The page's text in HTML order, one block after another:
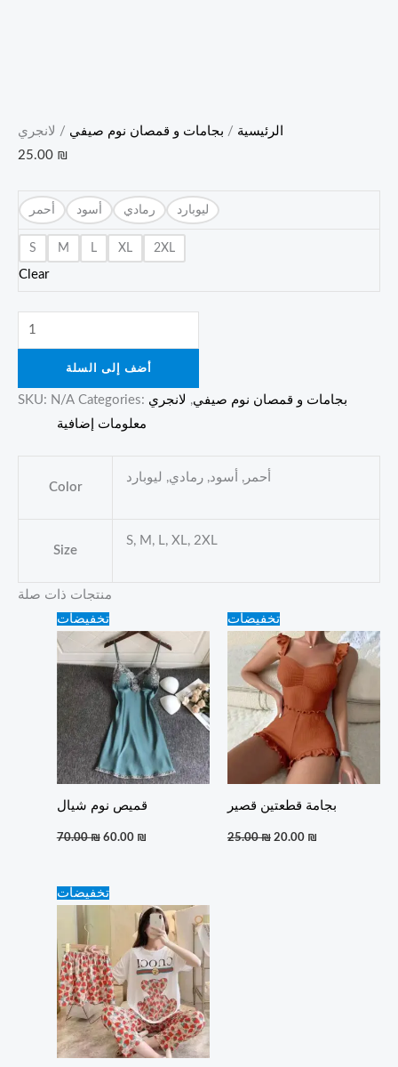
الرئيسية / بجامات و قمصان نوم صيفي / لانجري
25.00 ₪
أحمر أسود رمادي ليوبارد
S M L XL 2XL
Clear
أضف إلى السلة
SKU: N/A Categories: بجامات و قمصان نوم صيفي, لانجري
معلومات إضافية
Color
أحمر, أسود, رمادي, ليوبارد
Size
S, M, L, XL, 2XL
منتجات ذات صلة
تخفيضات
قميص نوم شيال
70.00₪
Original
price
was:
70.00 ₪.
60.00 ₪
is:
60.00 ₪.
تخفيضات
بجامة قطعتين قصير
25.00₪
Original
price
was:
25.00 ₪.
20.00 ₪
is:
20.00 ₪.
تخفيضاتOriginal
price
25.00 ₪.
price
is:
20.00 ₪.